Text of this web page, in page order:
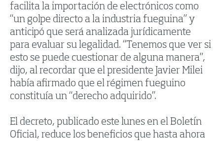
facilita la importación de electrónicos como
“un golpe directo a la industria fueguina” y
anticipó que será analizada jurídicamente
para evaluar su legalidad. “Tenemos que ver si
esto se puede cuestionar de alguna manera”,
dijo, al recordar que el presidente Javier Milei
había afirmado que el régimen fueguino
constituía un “derecho adquirido”.
El decreto, publicado este lunes en el Boletín
Oficial, reduce los beneficios que hasta ahora